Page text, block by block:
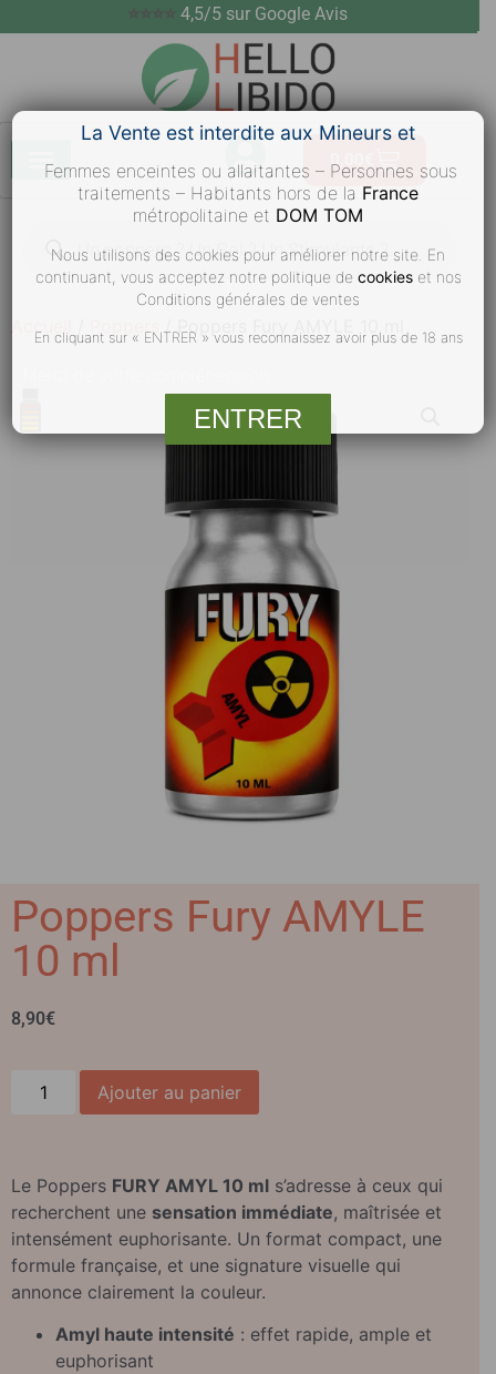
⭐⭐⭐⭐ 4,5/5 sur Google Avis
0,00
Poppers Fury AMYLE
10 ml
8,90€
Ajouter au panier
Le Poppers FURY AMYL 10 ml s’adresse à ceux qui
recherchent une sensation immédiate, maîtrisée et
intensément euphorisante. Un format compact, une
formule française, et une signature visuelle qui
annonce clairement la couleur.
Amyl haute intensité : effet rapide, ample et
euphorisant
La Vente est interdite aux Mineurs et
Femmes enceintes ou allaitantes – Personnes sous
traitements – Habitants hors de la France
métropolitaine et DOM TOM
Nous utilisons des cookies pour améliorer notre site. En
continuant, vous acceptez notre politique de cookieset nos
Conditions générales de ventes
En cliquant sur « ENTRER » vous reconnaissez avoir plus de 18 ans
ENTRER